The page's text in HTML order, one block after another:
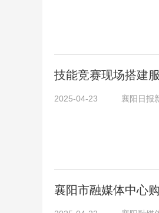
技能竞赛现场搭建
2025-04-23 襄阳日报
襄阳市融媒体中心